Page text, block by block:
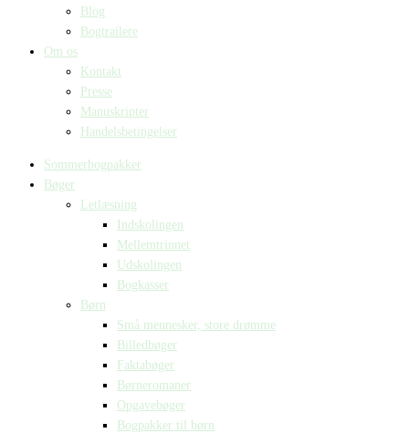
Blog
Bogtrailere
Om os
Kontakt
Presse
Manuskripter
Handelsbetingelser
Sommerbogpakker
Bøger
Letlæsning
Indskolingen
Mellemtrinnet
Udskolingen
Bogkasser
Børn
Små mennesker, store drømme
Billedbøger
Faktabøger
Børneromaner
Opgavebøger
Bogpakker til børn